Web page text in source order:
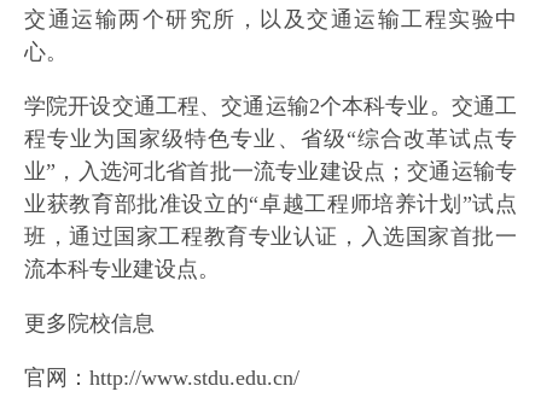
交通运输两个研究所，以及交通运输工程实验中
心。
学院开设交通工程、交通运输2个本科专业。交通工
程专业为国家级特色专业、省级“综合改革试点专
业”，入选河北省首批一流专业建设点；交通运输专
业获教育部批准设立的“卓越工程师培养计划”试点
班，通过国家工程教育专业认证，入选国家首批一
流本科专业建设点。
更多院校信息
官网：http://www.stdu.edu.cn/